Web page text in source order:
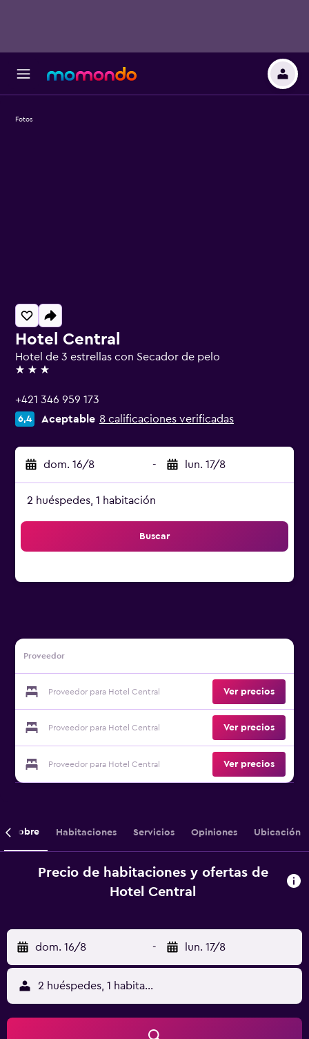
Hotel Central
Hotel de 3 estrellas con Secador de pelo
3 estrellas
+421 346 959 173
6,4 Aceptable 8 calificaciones verificadas
dom. 16/8 - lun. 17/8
2 huéspedes, 1 habitación
Buscar
Proveedor
Proveedor para Hotel Central Ver precios
Proveedor para Hotel Central Ver precios
Proveedor para Hotel Central Ver precios
Fotos
Sobre Habitaciones Servicios Opiniones Ubicación
Precio de habitaciones y ofertas de
Hotel Central
dom. 16/8 - lun. 17/8
2 huéspedes, 1 habitación